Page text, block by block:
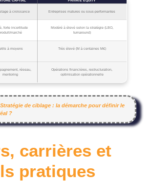
à croissance Entreprises matures ou sous‑performantes
forte incertitude
marché
Modéré à élevé selon la stratégie (LBO,
turnaround)
à moyens Très élevé (M à centaines M€)
réseau,
mentoring
Opérations financières, restructuration,
optimisation opérationnelle
Stratégie de ciblage : la démarche pour définir le
?
carrières et
pratiques